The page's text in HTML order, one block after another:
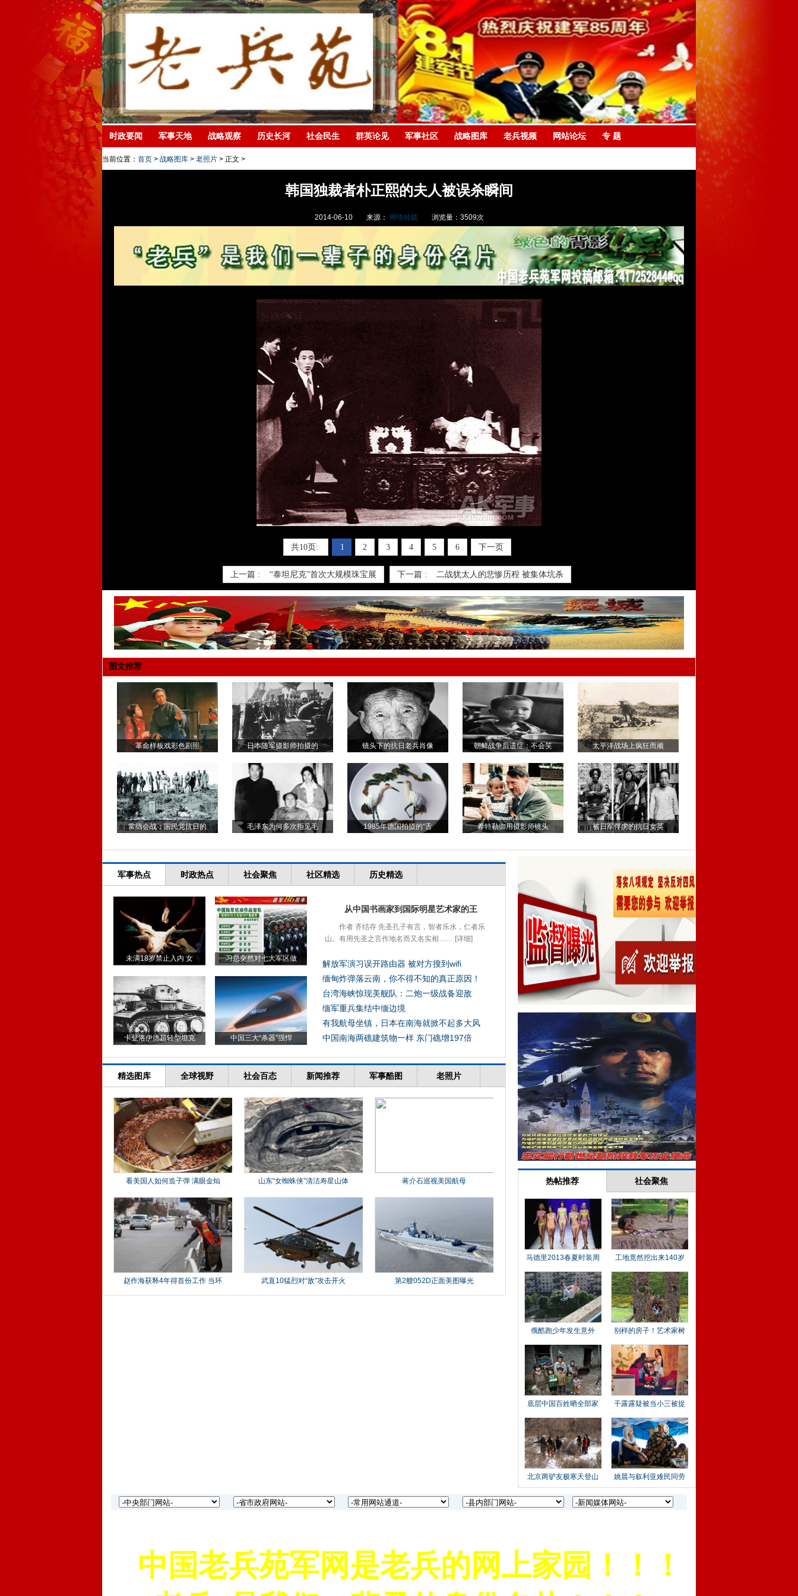
时政要闻 军事天地 战略观察 历史长河 社会民生 群英论见 军事社区 战略图库 老兵视频 网站论坛 专 题
当前位置： 首页 > 战略图库 > 老照片 > 正文 >
韩国独裁者朴正熙的夫人被误杀瞬间
2014-06-10 来源： 网络转载 浏览量： 3509次
共10页: 1 2 3 4 5 6 下一页
上一篇 : “泰坦尼克”首次大规模珠宝展 下一篇 : 二战犹太人的悲惨历程 被集体坑杀
图文推荐
革命样板戏彩色剧照 日本随军摄影师拍摄的 镜头下的抗日老兵肖像 朝鲜战争后遗症：不会笑 太平洋战场上疯狂而顽
常德会战：国民党抗日的 毛泽东为何多次拒见毛 1985年德国拍摄的“舌 希特勒御用摄影师镜头 被日军俘虏的抗日女英
军事热点 时政热点 社会聚焦 社区精选 历史精选
未满18岁禁止入内 女 习总突然对七大军区做
卡登洛伊德超轻型坦克 中国三大“杀器”强悍
从中国书画家到国际明星艺术家的王
作者 齐结存 先圣孔子有言，智者乐水，仁者乐
山。有用先圣之言作地名而又名实相…… [详细]
解放军演习误开路由器 被对方搜到wifi
缅甸炸弹落云南，你不得不知的真正原因！
台湾海峡惊现美舰队：二炮一级战备迎敌
缅军重兵集结中缅边境
有我航母坐镇，日本在南海就掀不起多大风
中国南海两礁建筑物一样 东门礁增197倍
精选图库 全球视野 社会百态 新闻推荐 军事酷图 老照片
看美国人如何造子弹 满眼金灿 山东“女蜘蛛侠”清洁寿星山体 蒋介石巡视美国航母
赵作海获释4年得首份工作 当环 武直10猛烈对“敌”攻击开火 第2艘052D正面美图曝光
热帖推荐 社会聚焦
马德里2013春夏时装周 工地竟然挖出来140岁
俄酷跑少年发生意外
别样的房子！艺术家树
干
底层中国百姓晒全部家 干露露疑被当小三被捉
北京两驴友极寒天登山 姚晨与叙利亚难民同劳
中国老兵苑军网是老兵的网上家园！！！